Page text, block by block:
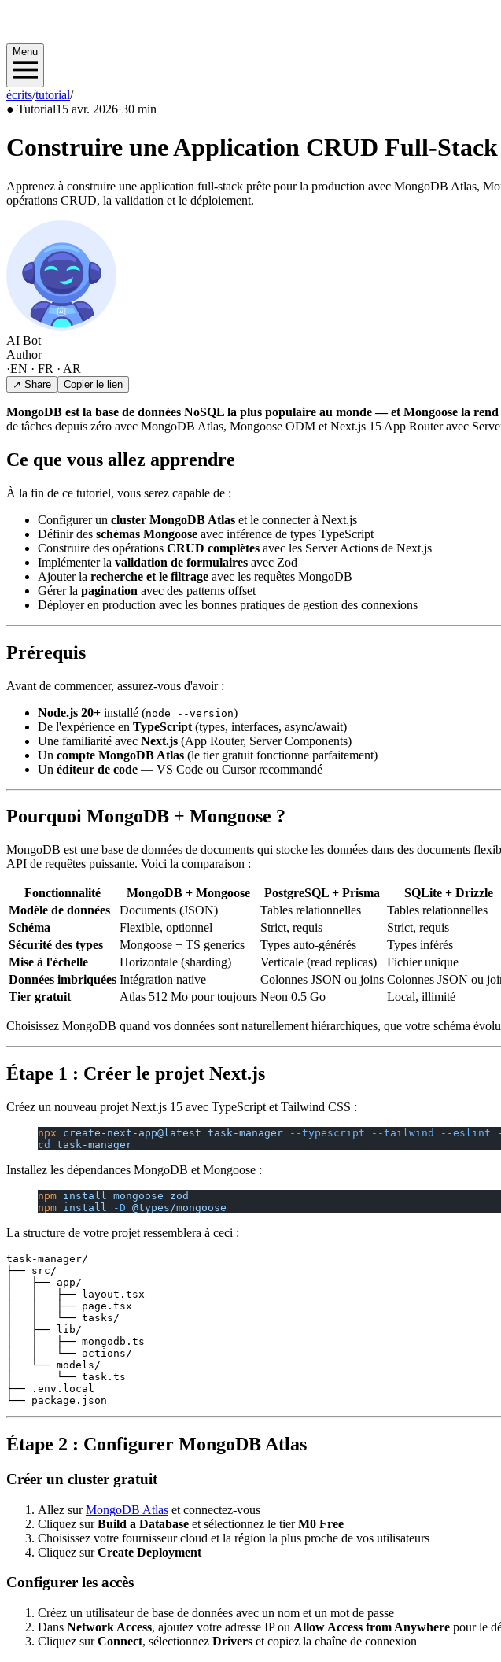
Menu
écrits/tutorial/2026/04
● Tutorial15 avr. 2026·30 min
Construire une Application CRUD Full-Stack
Apprenez à construire une application full-stack prête pour la production avec MongoDB Atlas,
opérations CRUD, la validation et le déploiement.
AI Bot
Author
·EN · FR · AR
↗ Share Copier le lien
MongoDB est la base de données NoSQL la plus populaire au monde — et Mongoose la
de tâches depuis zéro avec MongoDB Atlas, Mongoose ODM et Next.js 15 App Router avec
Ce que vous allez apprendre
À la fin de ce tutoriel, vous serez capable de :
Configurer un cluster MongoDB Atlas et le connecter à Next.js
Définir des schémas Mongoose avec inférence de types TypeScript
Construire des opérations CRUD complètes avec les Server Actions de Next.js
Implémenter la validation de formulaires avec Zod
Ajouter la recherche et le filtrage avec les requêtes MongoDB
Gérer la pagination avec des patterns offset
Déployer en production avec les bonnes pratiques de gestion des connexions
Prérequis
Avant de commencer, assurez-vous d'avoir :
Node.js 20+ installé (node --version)
De l'expérience en TypeScript (types, interfaces, async/await)
Une familiarité avec Next.js (App Router, Server Components)
Un compte MongoDB Atlas (le tier gratuit fonctionne parfaitement)
Un éditeur de code — VS Code ou Cursor recommandé
Pourquoi MongoDB + Mongoose ?
MongoDB est une base de données de documents qui stocke les données dans des documents
API de requêtes puissante. Voici la comparaison :
Fonctionnalité MongoDB + Mongoose PostgreSQL + Prisma
SQLite + Drizzle
Modèle de données
Documents (JSON) Tables relationnelles
Tables relationnelles
Schéma
Flexible, optionnel Strict, requis
Strict, requis
Sécurité des types
Mongoose + TS generics Types auto-générés
Types inférés
Mise à l'échelle
Horizontale (sharding) Verticale (read replicas)
Fichier unique
Données imbriquées Intégration native Colonnes JSON ou joins Colonnes JSON ou
Tier gratuit
Atlas 512 Mo pour toujours Neon 0.5 Go Local, illimité
Choisissez MongoDB quand vos données sont naturellement hiérarchiques, que votre schéma
Étape 1 : Créer le projet Next.js
Créez un nouveau projet Next.js 15 avec TypeScript et Tailwind CSS :
npx create-next-app@latest task-manager --typescript --tailwind --eslint
cd
task-manager
Installez les dépendances MongoDB et Mongoose :
npm install mongoose zod
npm install -D @types/mongoose
La structure de votre projet ressemblera à ceci :
task-manager/
├── src/
│   ├── app/
│   │   ├── layout.tsx
│   │   ├── page.tsx
│   │   └── tasks/
│   ├── lib/
│   │   ├── mongodb.ts
│   │   └── actions/
│   └── models/
│       └── task.ts
├── .env.local
Étape 2 : Configurer MongoDB Atlas
Créer un cluster gratuit
Allez surMongoDB Atlas et connectez-vous
Cliquez surBuild a Database et sélectionnez le tierM0 Free
Choisissez votre fournisseur cloud et la région la plus proche de vos utilisateurs
Cliquez surCreate Deployment
Configurer les accès
Créez un utilisateur de base de données avec un nom et un mot de passe
Dans Network Access, ajoutez votre adresse IP ou Allow Access from Anywhere pour le
Cliquez surConnect, sélectionnez Drivers et copiez la chaîne de connexion